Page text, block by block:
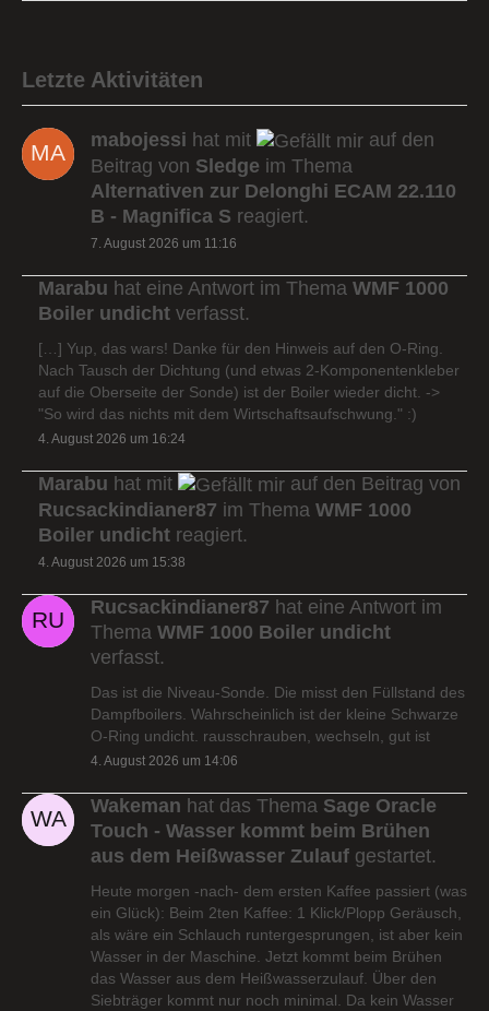
Letzte Aktivitäten
mabojessi hat mit
auf den
Beitrag von Sledge im Thema
Alternativen zur Delonghi ECAM 22.110
B - Magnifica S reagiert.
7. August 2026 um 11:16
Marabu hat eine Antwort im Thema WMF 1000
Boiler undicht verfasst.
[…] Yup, das wars! Danke für den Hinweis auf den O-Ring.
Nach Tausch der Dichtung (und etwas 2-Komponentenkleber
auf die Oberseite der Sonde) ist der Boiler wieder dicht. ->
"So wird das nichts mit dem Wirtschaftsaufschwung." :)
4. August 2026 um 16:24
Marabu hat mit
auf den Beitrag von
Rucsackindianer87 im Thema WMF 1000
Boiler undicht reagiert.
4. August 2026 um 15:38
Rucsackindianer87 hat eine Antwort im
Thema WMF 1000 Boiler undicht
verfasst.
Das ist die Niveau-Sonde. Die misst den Füllstand des
Dampfboilers. Wahrscheinlich ist der kleine Schwarze
O-Ring undicht. rausschrauben, wechseln, gut ist
4. August 2026 um 14:06
Wakeman hat das Thema Sage Oracle
Touch - Wasser kommt beim Brühen
aus dem Heißwasser Zulauf gestartet.
Heute morgen -nach- dem ersten Kaffee passiert (was
ein Glück): Beim 2ten Kaffee: 1 Klick/Plopp Geräusch,
als wäre ein Schlauch runtergesprungen, ist aber kein
Wasser in der Maschine. Jetzt kommt beim Brühen
das Wasser aus dem Heißwasserzulauf. Über den
Siebträger kommt nur noch minimal. Da kein Wasser